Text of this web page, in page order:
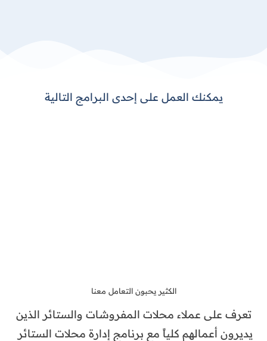
يمكنك العمل على إحدى البرامج التالية
الكثير يحبون التعامل معنا
تعرف على عملاء محلات المفروشات والستائر الذين
يديرون أعمالهم كلياً مع برنامج إدارة محلات الستائر